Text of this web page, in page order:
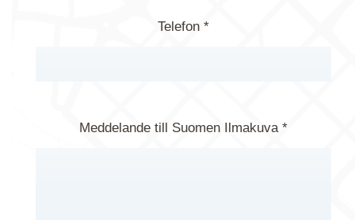
Telefon *
Meddelande till Suomen Ilmakuva *